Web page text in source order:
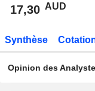
17,30 AUD
Synthèse
Opinion des